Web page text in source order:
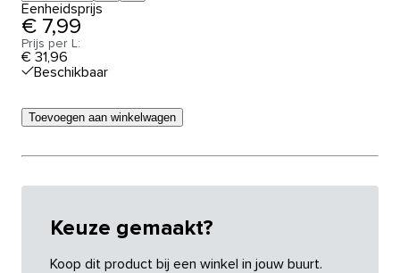
Eenheidsprijs
€ 7,99
Prijs per L:
€ 31,96
Beschikbaar
Toevoegen aan winkelwagen
Keuze gemaakt?
Koop dit product bij een winkel in jouw buurt.